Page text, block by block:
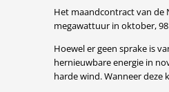
Het maandcontract van de
megawattuur in oktober,
Hoewel er geen sprake is
hernieuwbare energie in
harde wind. Wanneer